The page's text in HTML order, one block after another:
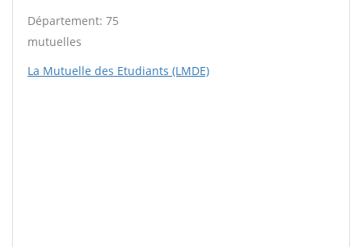
Département: 75
mutuelles
La Mutuelle des Etudiants (LMDE)